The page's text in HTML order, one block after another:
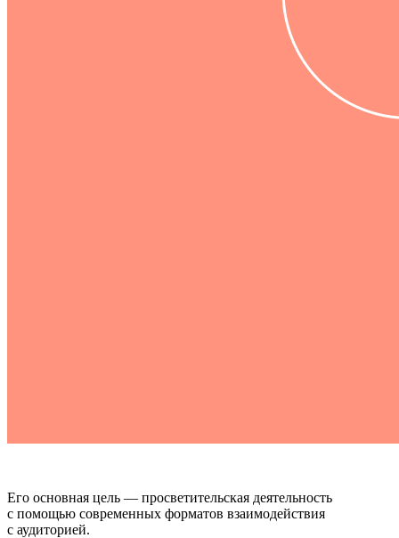
Его основная цель — просветительская деятельность
с помощью современных форматов взаимодействия
с аудиторией.